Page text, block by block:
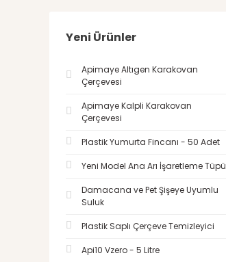
Yeni Ürünler
Apimaye Altıgen Karakovan
Çerçevesi
Apimaye Kalpli Karakovan
Çerçevesi
Plastik Yumurta Fincanı - 50 Adet
Yeni Model Ana Arı İşaretleme Tüpü
Damacana ve Pet Şişeye Uyumlu
Suluk
Plastik Saplı Çerçeve Temizleyici
Api10 Vzero - 5 Litre